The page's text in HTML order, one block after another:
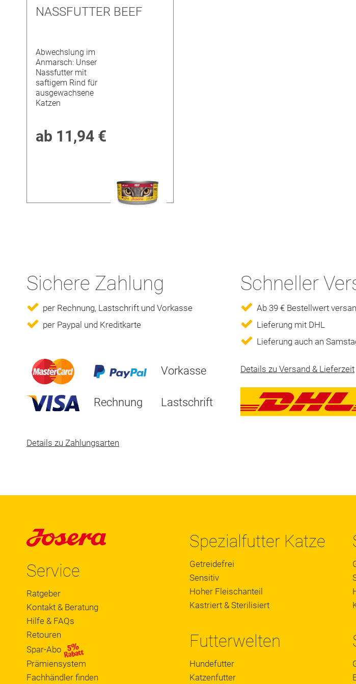
NASSFUTTER BEEF
Abwechslung im
Anmarsch: Unser
Nassfutter mit
saftigem Rind für
ausgewachsene
Katzen
ab 11,94 €
Sichere Zahlung
per Rechnung, Lastschrift und Vorkasse
per Paypal und Kreditkarte
Vorkasse
Rechnung Lastschrift
Details zu Zahlungsarten
Schneller
Ab 39 € Bestellwert
Lieferung mit DHL
Lieferung auch an
Details zu Versand & Lieferzeit
Service
Ratgeber
Kontakt & Beratung
Hilfe & FAQs
Retouren
Spar-Abo
Prämiensystem
Fachhändler finden
Spezialfutter Katze
Getreidefrei
Sensitiv
Hoher Fleischanteil
Kastriert & Sterilisiert
Futterwelten
Hundefutter
Katzenfutter